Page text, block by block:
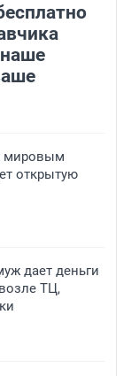
мировым
открытую
дает деньги
ТЦ,